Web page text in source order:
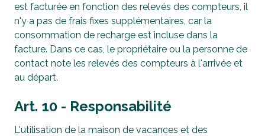
est facturée en fonction des relevés des compteurs, il
n'y a pas de frais fixes supplémentaires, car la
consommation de recharge est incluse dans la
facture. Dans ce cas, le propriétaire ou la personne de
contact note les relevés des compteurs à l'arrivée et
au départ.
Art. 10 - Responsabilité
L'utilisation de la maison de vacances et des